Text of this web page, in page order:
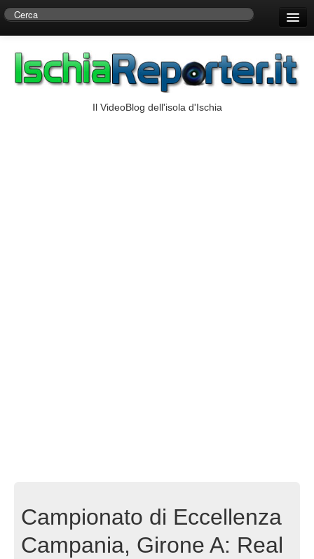
Centro di Ricerche Storiche D’Ambra
Il VideoBlog dell'isola d'Ischia
Campionato di Eccellenza
Campania, Girone A: Real